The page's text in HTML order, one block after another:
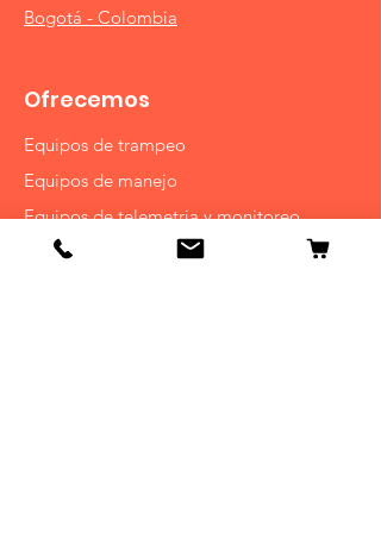
Bogotá - Colombia
Ofrecemos
Equipos de trampeo
Equipos de manejo
Equipos de telemetria y monitoreo
Mobiliario y equipo veterinario